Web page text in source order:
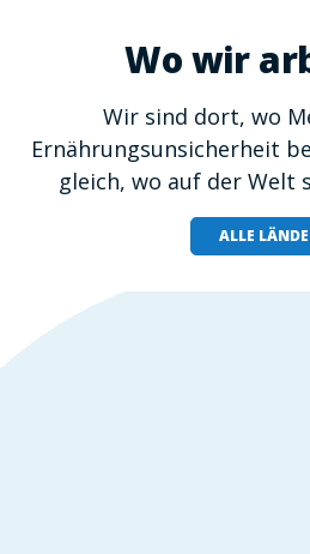
Wo wir
Wir sind dort, wo
Ernährungsunsicherheit
gleich, wo auf der Welt
ALLE